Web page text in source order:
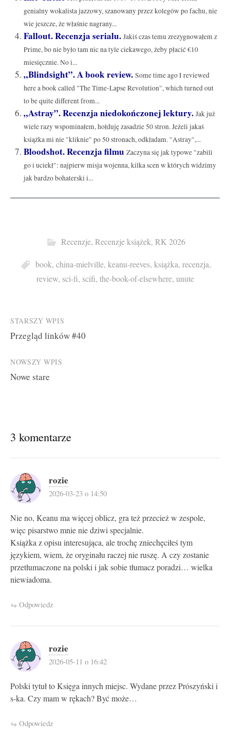
genialny wokalista jazzowy, szanowany przez kolegów po fachu, nie
wie jeszcze, że właśnie nagrany...
Fallout. Recenzja serialu. Jakiś czas temu zrezygnowałem z
Prime, bo nie było tam nic na tyle ciekawego, żeby płacić €10
miesięcznie. No i...
„Blindsight”. A book review. Some time ago I reviewed
here a book called "The Time-Lapse Revolution", which turned out
to be quite different from...
„Astray”. Recenzja niedokończonej lektury. Jak już
wiele razy wspominałem, hołduję zasadzie 50 stron. Jeżeli jakaś
książka mi nie "kliknie" po 50 stronach, odkładam. "Astray",...
Bloodshot. Recenzja filmu Zaczyna się jak typowe "zabili
go i uciekł": najpierw misja wojenna, kilka scen w których widzimy
jak bardzo bohaterski i...
Recenzje, Recenzje książek, RK 2026
book, china-mielville, keanu-reeves, książka, recenzja,
review, sci-fi, scifi, the-book-of-elsewhere, unute
Post
navigation
STARSZY WPIS
Przegląd linków #40
NOWSZY WPIS
Nowe stare
3 komentarze
rozie
2026-03-23 o 14:50
Nie no, Keanu ma więcej oblicz, gra też przecież w zespole,
więc pisarstwo mnie nie dziwi specjalnie.
Książka z opisu interesująca, ale trochę zniechęciłeś tym
językiem, wiem, że oryginału raczej nie ruszę. A czy zostanie
przetłumaczone na polski i jak sobie tłumacz poradzi… wielka
niewiadoma.
Odpowiedz
rozie
2026-05-11 o 16:42
Polski tytuł to Księga innych miejsc. Wydane przez Prószyński i
s-ka. Czy mam w rękach? Być może…
Odpowiedz